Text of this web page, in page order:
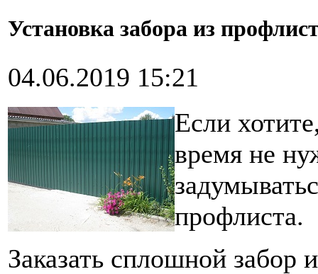
Установка забора из
04.06.2019 15:21
Если
время не
профлиста.
Заказать сплошной забор